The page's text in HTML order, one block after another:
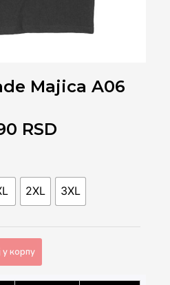
Majica A06
RSD
2XL 3XL
корпу